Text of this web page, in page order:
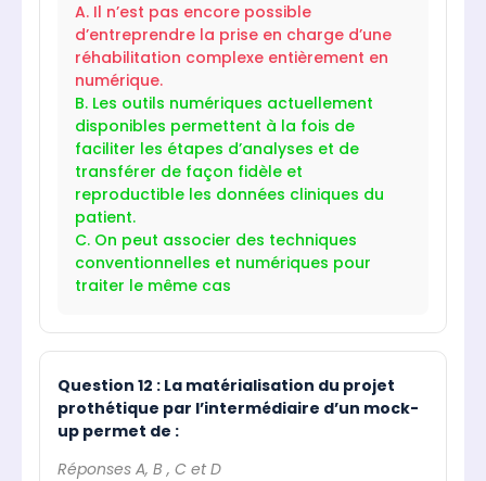
A. Il n’est pas encore possible
d’entreprendre la prise en charge d’une
réhabilitation complexe entièrement en
numérique.
B. Les outils numériques actuellement
disponibles permettent à la fois de
faciliter les étapes d’analyses et de
transférer de façon fidèle et
reproductible les données cliniques du
patient.
C. On peut associer des techniques
conventionnelles et numériques pour
traiter le même cas
Question 12 : La matérialisation du projet
prothétique par l’intermédiaire d’un mock-
up permet de :
Réponses A, B , C et D